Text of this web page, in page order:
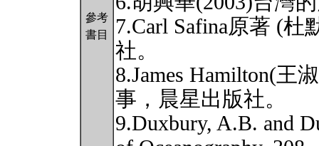
參考
書目
7.Carl Safina原著 (
社。
8.James Hamilton(王
事，晨星出版社。
9.Duxbury, A.B. and